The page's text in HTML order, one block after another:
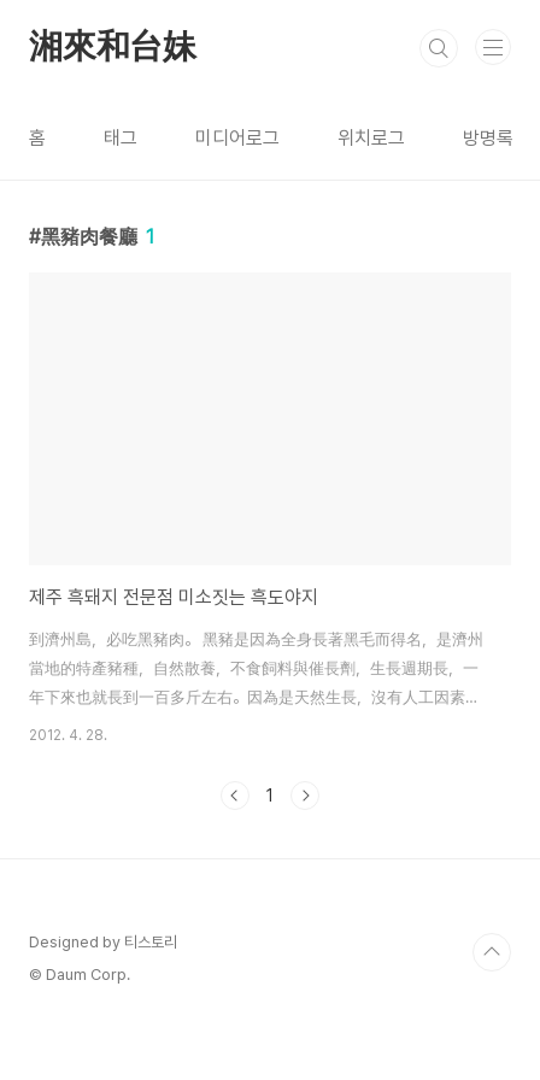
湘來和台妹
홈 태그 미디어로그 위치로그 방명록
黑豬肉餐廳 1
제주 흑돼지 전문점 미소짓는 흑도야지
到濟州島，必吃黑豬肉。 黑豬是因為全身長著黑毛而得名，是濟州
當地的特產豬種，自然散養，不食飼料與催長劑，生長週期長，一
年下來也就長到一百多斤左右。因為是天然生長，沒有人工因素，
因此肉質非常鮮美。 這次去濟州島，老公的同事推薦了這家黑豬餐
白質的黑豬脖子肉 肥瘦間隔的黑豬五層肉 調味脖子肉 我們點了黑
我點了水冷麵，愛吃辣的我老公點了乾拌冷麵。 到濟州島嘗一嘗濟
州居民常去的”미소짓는 흑도야지(帶著笑容的黑豬)“吧。 地址 ：..
2012. 4. 28.
1
Designed by 티스토리
© Daum Corp.